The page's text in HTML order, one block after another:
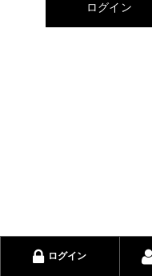
ログイン
ログイン